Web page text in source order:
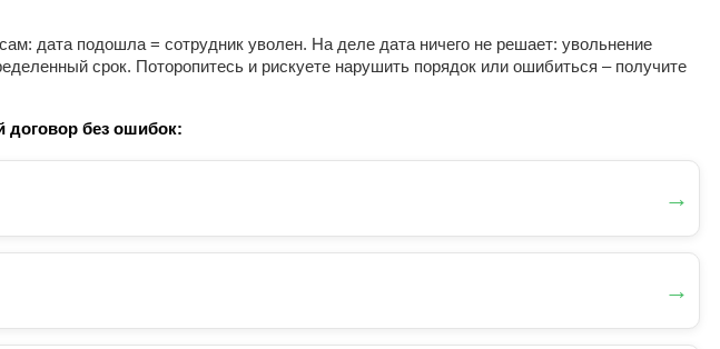
дата подошла = сотрудник уволен. На деле дата ничего не решает: увольнение
срок. Поторопитесь и рискуете нарушить порядок или ошибиться – получите
договор без ошибок:
→
→